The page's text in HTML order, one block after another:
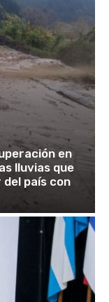
en
lluvias que
país con